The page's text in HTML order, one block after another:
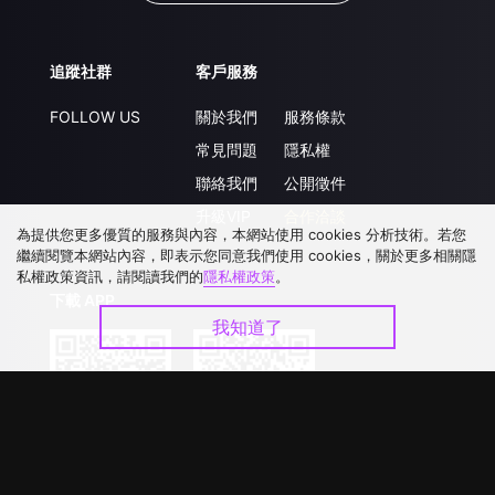
追蹤社群
FOLLOW US
客戶服務
關於我們
常見問題
聯絡我們
服務條款
隱私權
公開徵件
為提供您更多優質的服務與內容，本網站使用 cookies 分析技術。若您
繼續閱覽本網站內容，即表示您同意我們使用 cookies，關於更多相關隱
私權政策資訊，請閱讀我們的隱私權政策。
我知道了